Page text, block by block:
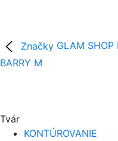
Značky GLAM SHOP
BARRY M
Tvár
KONTÚROVANIE